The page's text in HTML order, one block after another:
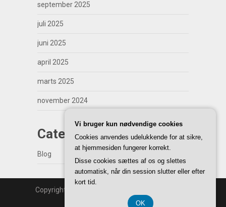
september 2025
juli 2025
juni 2025
april 2025
marts 2025
november 2024
Categories
Blog
Copyright | WordPress Theme by
Back to Top ↑
Vi bruger kun nødvendige cookies
Cookies anvendes udelukkende for at sikre,
at hjemmesiden fungerer korrekt.
Disse cookies sættes af os og slettes
automatisk, når din session slutter eller efter
kort tid.
OK